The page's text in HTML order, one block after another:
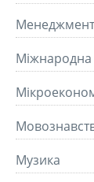
Менеджмент
Міжнародна
Музика